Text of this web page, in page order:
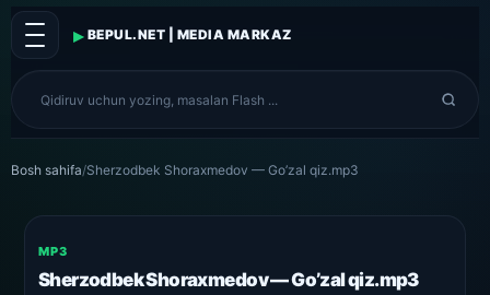
▸ BEPUL.NET | MEDIA MARKAZ
Bosh sahifa/Sherzodbek Shoraxmedov — Go’zal qiz.mp3
MP3
Sherzodbek Shoraxmedov — Go’zal qiz.mp3